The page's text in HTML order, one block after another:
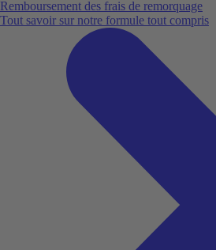
Remboursement des frais de remorquage
Tout savoir sur notre formule tout compris